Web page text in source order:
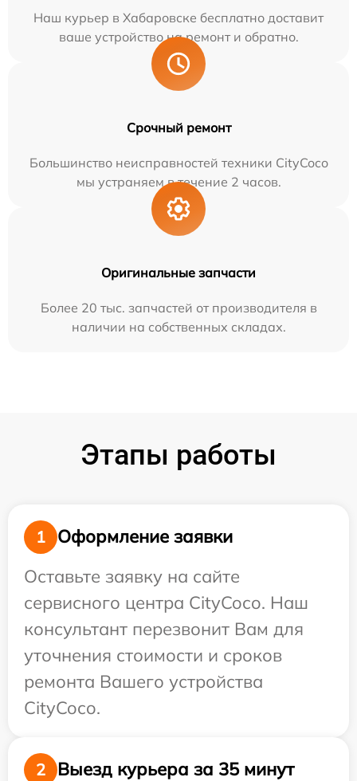
Наш курьер в Хабаровске бесплатно доставит
ваше устройство на ремонт и обратно.
Срочный ремонт
Большинство неисправностей техники CityCoco
мы устраняем в течение 2 часов.
Оригинальные запчасти
Более 20 тыс. запчастей от производителя в
наличии на собственных складах.
Этапы работы
1
Оформление заявки
Оставьте заявку на сайте
сервисного центра CityCoco. Наш
консультант перезвонит Вам для
уточнения стоимости и сроков
ремонта Вашего устройства
CityCoco.
2
Выезд курьера за 35 минут